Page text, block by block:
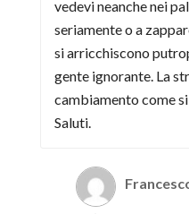
vedevi neanche nei
seriamente o a
si arricchiscono
gente ignorante. La
cambiamento come
Saluti.